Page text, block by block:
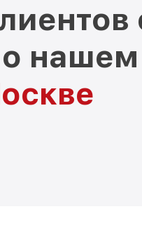
нашем